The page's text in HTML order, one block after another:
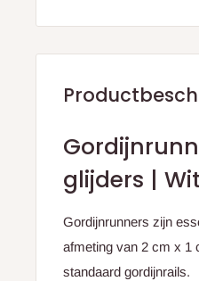
glijders |
Gordijnrunners zijn
afmeting van 2 cm x 1
standaard gordijnrails.